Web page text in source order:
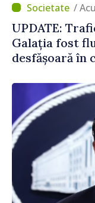
/
UPDATE:
Galația fost
desfășoară în